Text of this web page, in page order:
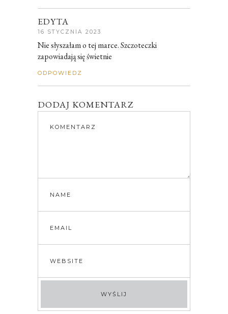
EDYTA
16 STYCZNIA 2023
Nie słyszałam o tej marce. Szczoteczki
zapowiadają się świetnie
ODPOWIEDZ
DODAJ KOMENTARZ